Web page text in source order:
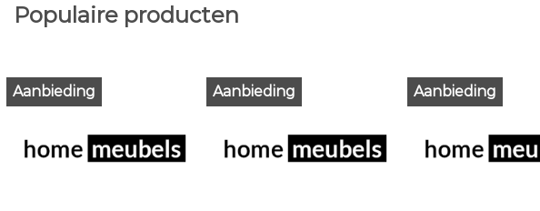
Populaire producten
Aanbieding Aanbieding Aanbieding